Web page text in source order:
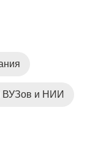
-
ВАК.
ВУЗов и НИИ